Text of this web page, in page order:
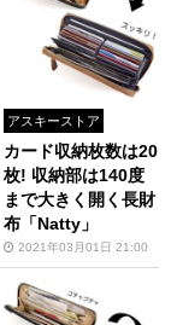
アスキーストア
カード収納枚数は20
枚! 収納部は140度
まで大きく開く長財
布「Natty」
2021年03月01日 21:00